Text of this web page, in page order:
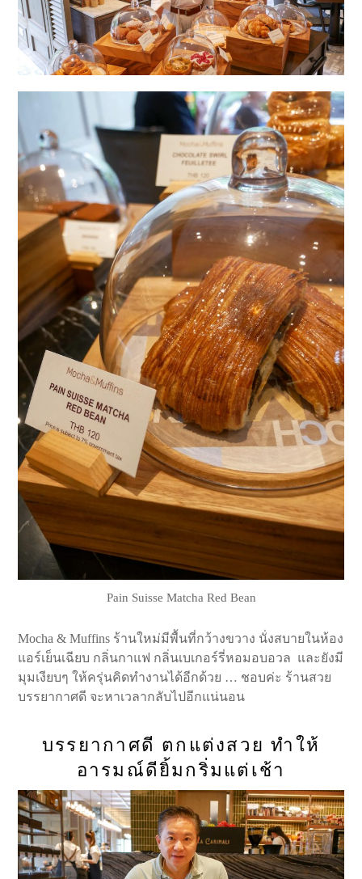
Pain Suisse Matcha Red Bean
Mocha & Muffins ร้านใหม่มีพื้นที่กว้างขวาง นั่งสบายในห้อง
แอร์เย็นเฉียบ กลิ่นกาแฟ กลิ่นเบเกอร์รี่หอมอบอวล และยังมี
มุมเงียบๆ ให้ครุ่นคิดทำงานได้อีกด้วย … ชอบค่ะ ร้านสวย
บรรยากาศดี จะหาเวลากลับไปอีกแน่นอน
บรรยากาศดี ตกแต่งสวย ทำให้
อารมณ์ดียิ้มกริ่มแต่เช้า